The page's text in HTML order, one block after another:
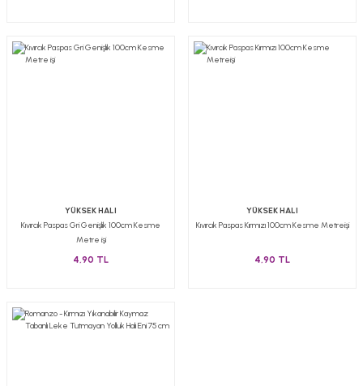
YÜKSEK HALI
Kıvırcık Paspas Gri Genişlik 100cm Kesme
Metre işi
4,90 TL
YÜKSEK HALI
Kıvırcık Paspas Kırmızı 100cm Kesme Metreişi
4,90 TL